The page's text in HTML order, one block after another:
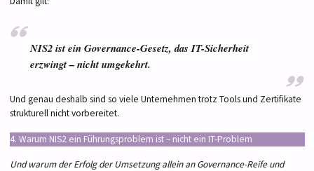
NIS2 ist ein Governance-Gesetz, das IT-Sicherheit
erzwingt – nicht umgekehrt.
Und genau deshalb sind so viele Unternehmen trotz Tools und Zertifikate
strukturell nicht vorbereitet.
4. Warum NIS2 ein Führungsproblem ist – nicht ein IT-Problem
Und warum der Erfolg der Umsetzung allein an Governance-Reife und